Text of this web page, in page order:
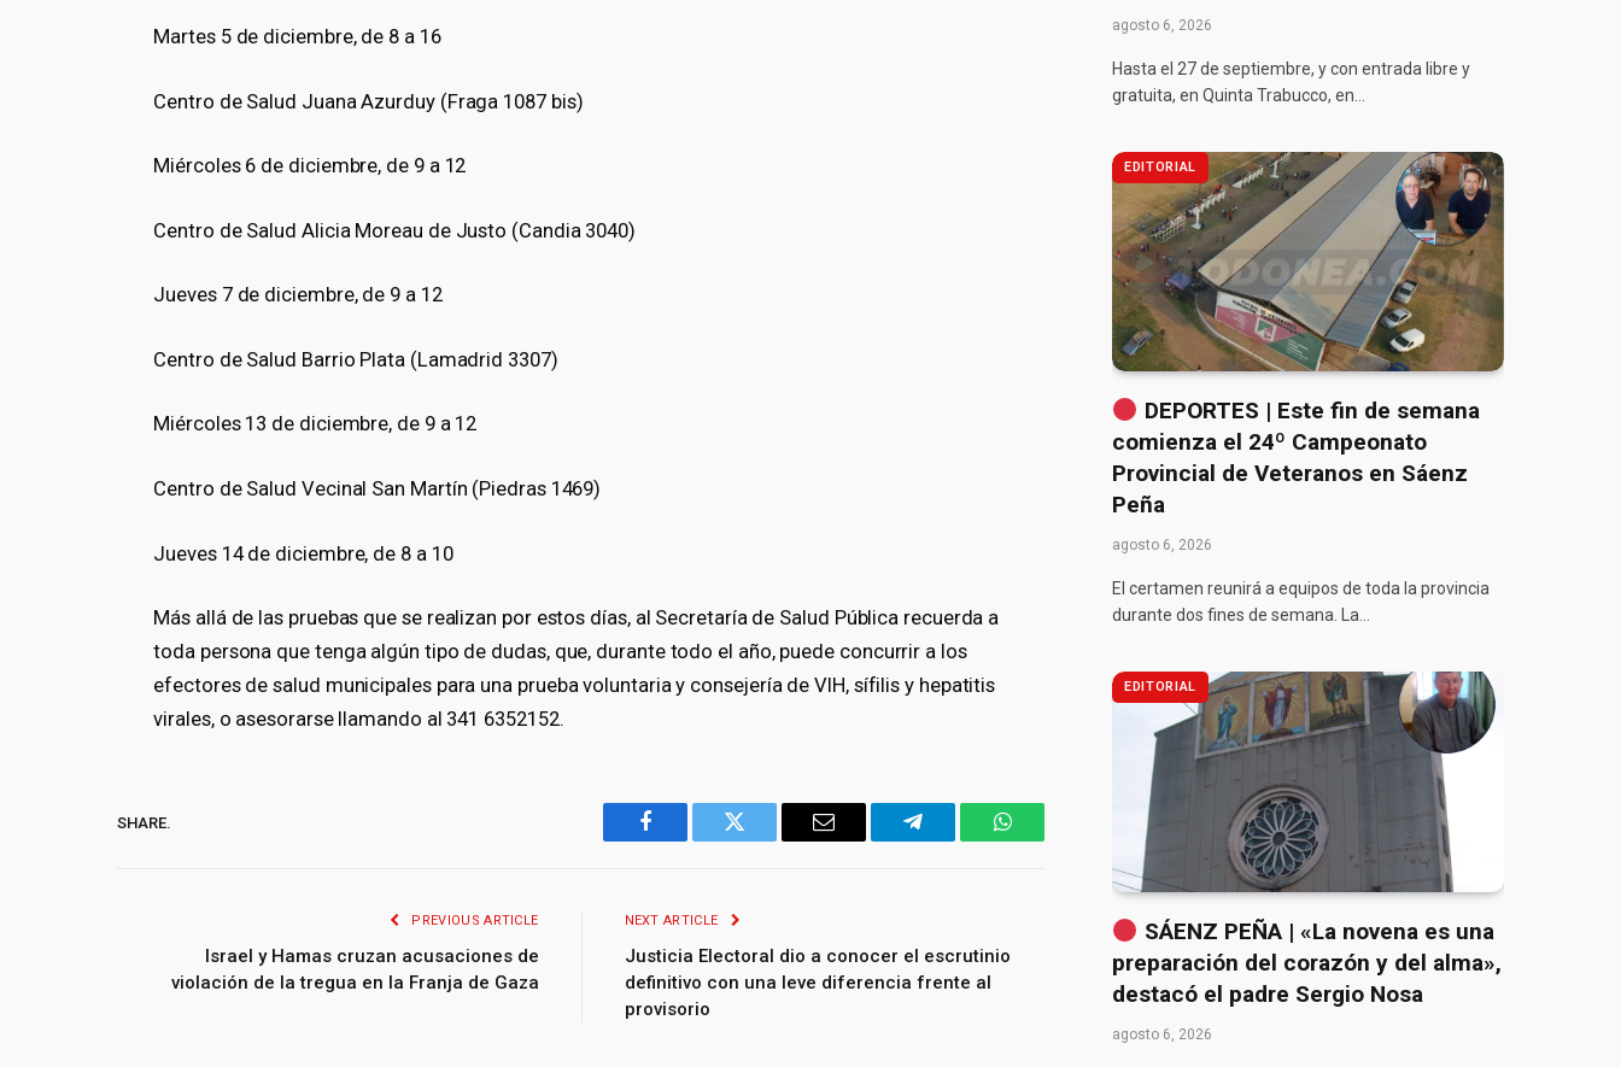
Martes 5 de diciembre, de 8 a 16
Centro de Salud Juana Azurduy (Fraga 1087 bis)
Miércoles 6 de diciembre, de 9 a 12
Centro de Salud Alicia Moreau de Justo (Candia 3040)
Jueves 7 de diciembre, de 9 a 12
Centro de Salud Barrio Plata (Lamadrid 3307)
Miércoles 13 de diciembre, de 9 a 12
Centro de Salud Vecinal San Martín (Piedras 1469)
Jueves 14 de diciembre, de 8 a 10
Más allá de las pruebas que se realizan por estos días, al Secretaría de Salud Pública recuerda a
toda persona que tenga algún tipo de dudas, que, durante todo el año, puede concurrir a los
efectores de salud municipales para una prueba voluntaria y consejería de VIH, sífilis y hepatitis
virales, o asesorarse llamando al 341 6352152.
SHARE.
Facebook Twitter Email Telegram WhatsApp
PREVIOUS ARTICLE
Israel y Hamas cruzan acusaciones de
violación de la tregua en la Franja de Gaza
NEXT ARTICLE
Justicia Electoral dio a conocer el escrutinio
definitivo con una leve diferencia frente al
provisorio
agosto 6, 2026
Hasta el 27 de septiembre, y con entrada libre y
gratuita, en Quinta Trabucco, en…
EDITORIAL
DEPORTES | Este fin de semana
comienza el 24º Campeonato
Provincial de Veteranos en Sáenz
Peña
agosto 6, 2026
El certamen reunirá a equipos de toda la provincia
durante dos fines de semana. La…
EDITORIAL
SÁENZ PEÑA | «La novena es una
preparación del corazón y del alma»,
destacó el padre Sergio Nosa
agosto 6, 2026